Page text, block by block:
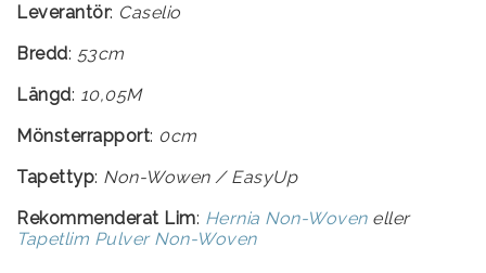
Leverantör: Caselio
Bredd: 53cm
Längd: 10,05M
Mönsterrapport: 0cm
Tapettyp:
Rekommenderat Lim: Hernia Non-Woveneller
Tapetlim Pulver Non-Woven